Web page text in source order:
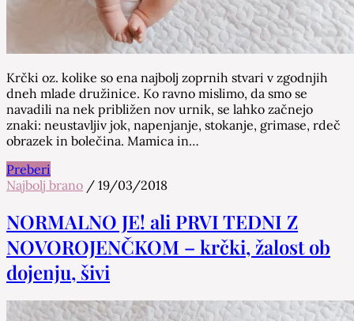
Krčki oz. kolike so ena najbolj zoprnih stvari v zgodnjih
dneh mlade družinice. Ko ravno mislimo, da smo se
navadili na nek približen nov urnik, se lahko začnejo
znaki: neustavljiv jok, napenjanje, stokanje, grimase, rdeč
obrazek in bolečina. Mamica in…
Preberi
Najbolj brano / 19/03/2018
NORMALNO JE! ali PRVI TEDNI Z
NOVOROJENČKOM – krčki, žalost ob
dojenju, šivi